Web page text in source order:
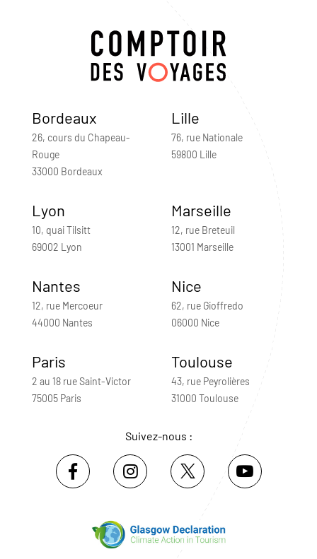
Bordeaux
26, cours du Chapeau-
Rouge
33000 Bordeaux
Lille
76, rue Nationale
59800 Lille
Lyon
10, quai Tilsitt
69002 Lyon
Marseille
12, rue Breteuil
13001 Marseille
Nantes
12, rue Mercoeur
44000 Nantes
Nice
62, rue Gioffredo
06000 Nice
Paris
2 au 18 rue Saint-Victor
75005 Paris
Toulouse
43, rue Peyrolières
31000 Toulouse
Suivez-nous :